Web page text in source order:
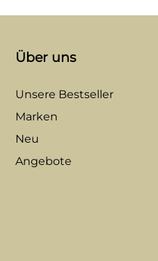
Über uns
Unsere Bestseller
Marken
Neu
Angebote